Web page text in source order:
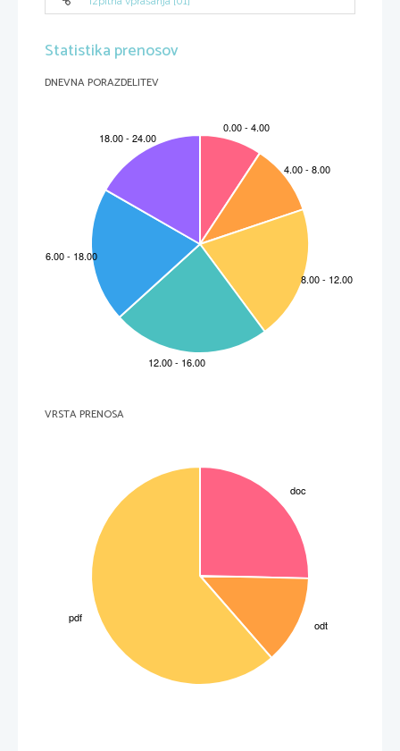
Statistika prenosov
DNEVNA PORAZDELITEV
VRSTA PRENOSA